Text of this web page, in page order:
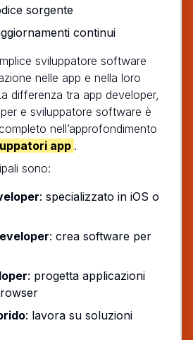
sorgente
continui
sviluppatore software
nelle app e nella loro
differenza tra app developer,
e sviluppatore software è
nell’approfondimento
app .
sono:
: specializzato in iOS o
: crea software per
: progetta applicazioni
: lavora su soluzioni